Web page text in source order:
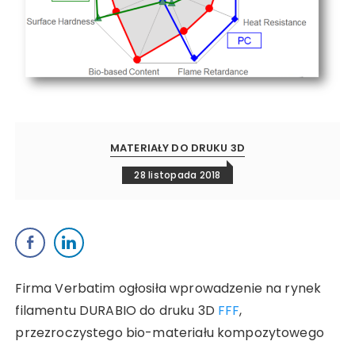
MATERIAŁY DO DRUKU 3D
28 listopada 2018
Firma Verbatim ogłosiła wprowadzenie na rynek
filamentu DURABIO do druku 3D FFF,
przezroczystego bio-materiału kompozytowego